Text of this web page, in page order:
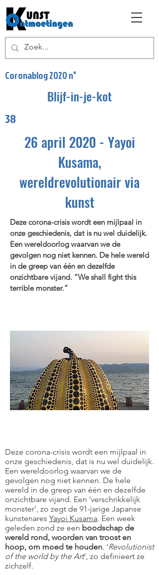
Coronablog 2020 n°
Blijf-in-je-kot
38
26 april 2020 - Yayoi
Kusama,
wereldrevolutionair via
kunst
Deze corona-crisis wordt een mijlpaal in
onze geschiedenis, dat is nu wel duidelijk.
Een wereldoorlog waarvan we de
gevolgen nog niet kennen. De hele wereld
in de greep van één en dezelfde
onzichtbare vijand. “We shall fight this
terrible monster.”
Deze corona-crisis wordt een mijlpaal in
onze geschiedenis, dat is nu wel duidelijk.
Een wereldoorlog waarvan we de
gevolgen nog niet kennen. De hele
wereld in de greep van één en dezelfde
onzichtbare vijand. Een 'verschrikkelijk
monster', zo zegt de 91-jarige Japanse
kunstenares Yayoi Kusama. Een week
geleden zond ze een boodschap de
wereld rond, woorden van troost en
hoop, om moed te houden. ‘Revolutionist
of the world by the Art’, zo definieert ze
zichzelf.